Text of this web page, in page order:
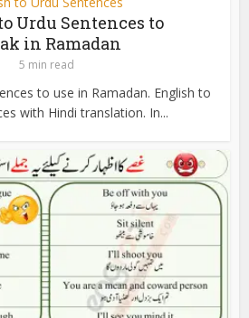
Urdu Sentences to
in Ramadan
5 min read
to use in Ramadan. English to
with Hindi translation. In...